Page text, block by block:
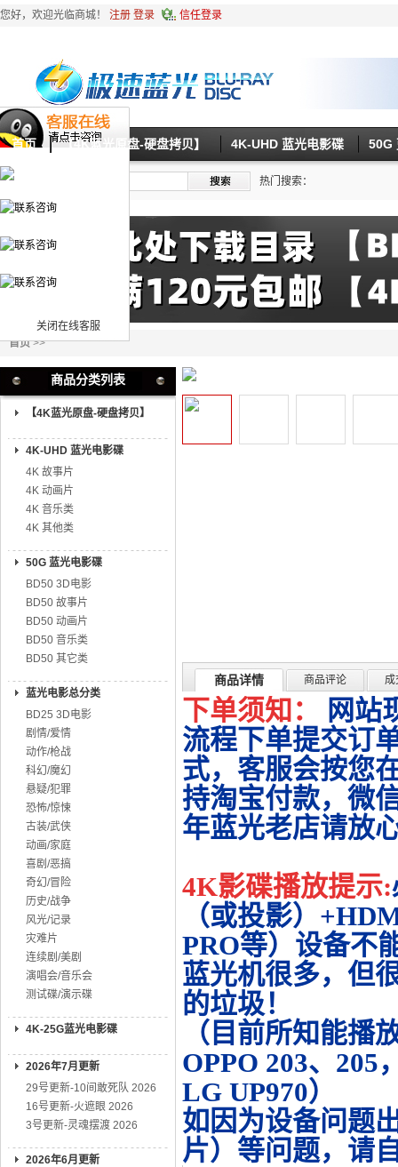
关闭在线客服
您好，欢迎光临商城！ 注册 登录 信任登录
首页 【4K蓝光原盘-硬盘拷贝】 4K-UHD 蓝光电影碟 50G
热门搜索：
首页>>
商品分类列表
【4K蓝光原盘-硬盘拷贝】
4K-UHD 蓝光电影碟
4K 故事片
4K 动画片
4K 音乐类
4K 其他类
50G 蓝光电影碟
BD50 3D电影
BD50 故事片
BD50 动画片
BD50 音乐类
BD50 其它类
蓝光电影总分类
BD25 3D电影
剧情/爱情
动作/枪战
科幻/魔幻
悬疑/犯罪
恐怖/惊悚
古装/武侠
动画/家庭
喜剧/恶搞
奇幻/冒险
历史/战争
风光/记录
灾难片
连续剧/美剧
演唱会/音乐会
测试碟/演示碟
4K-25G蓝光电影碟
2026年7月更新
29号更新-10间敢死队 2026
16号更新-火遮眼 2026
3号更新-灵魂摆渡 2026
2026年6月更新
商品详情 商品评论 成
下单须知：
网站
流程下单提交订
式，客服会按您
持淘宝付款，微
年蓝光老店请放
4K影碟播放提示:
（或投影）
PRO等）设备不
蓝光机很多，但
的垃圾！
（目前所知能播
OPPO 203、205
LG UP970）
如因为设备问题
片）等问题，请